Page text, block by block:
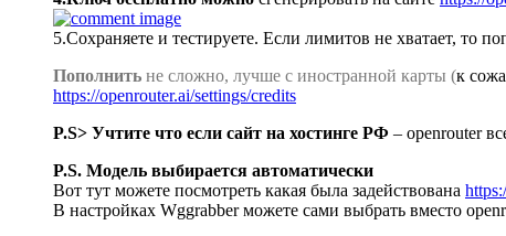
5.Сохраняете и тестируете. Если лимитов не хватает, то
Пополнить не сложно, лучше с иностранной карты (к
https://openrouter.ai/settings/credits
P.S> Учтите что если сайт на хостинге РФ – openrouter
P.S. Модель выбирается автоматически
Вот тут можете посмотреть какая была задействована
В настройках Wggrabber можете сами выбрать вместо